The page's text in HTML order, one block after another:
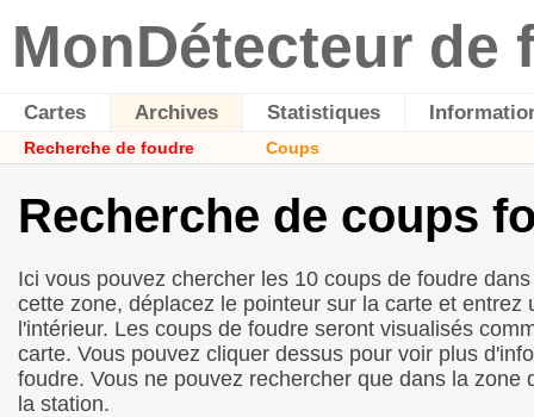
MonDétecteur de
Cartes Archives Statistiques
Recherche de foudre Coups
Recherche de coups
Ici vous pouvez chercher les 10 coups de foudre
cette zone, déplacez le pointeur sur la carte et entrez
l'intérieur. Les coups de foudre seront visualisés
carte. Vous pouvez cliquer dessus pour voir plus
foudre. Vous ne pouvez rechercher que dans la zone
la station.